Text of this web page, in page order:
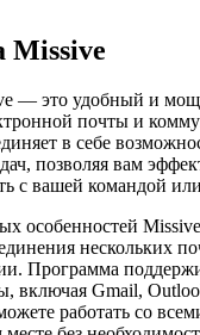
Missive
— это удобный и
почты и
в себе
позволяя вам
с вашей командой
особенностей Missive
нескольких
Программа
включая Gmail,
работать со